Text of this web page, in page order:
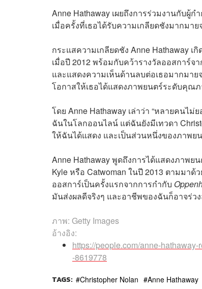
Anne Hathaway เผยถึงการร่วมงานกับผู้
เมื่อครั้งที่เธอได้รับความเกลียดชังมากมา
กระแสความเกลียดชัง Anne Hathaway เ
เมื่อปี 2012 พร้อมกับคว้ารางวัลออสการ์จ
และแสดงความเห็นด้านลบต่อเธอมากมา
โอกาสให้เธอได้แสดงภาพยนตร์ระดับคุณภ
โดย Anne Hathaway เล่าว่า “หลายคนไ
ฉันในโลกออนไลน์ แต่ฉันยังมีเทวดา
ให้ฉันได้แสดง และเป็นส่วนหนึ่งของภาพย
Anne Hathaway พูดถึงการได้แสดงภาพย
Kyle หรือ Catwoman ในปี 2013 ตามมาด้
ออสการ์เป็นครั้งแรกจากการกำกับ
มันส่งผลดีจริงๆ และอาชีพของฉันก็อาจร่ว
ภาพ: Getty Images
อ้างอิง:
https://people.com/anne-
-8619778
TAGS: Christopher Nolan Anne Hathaway